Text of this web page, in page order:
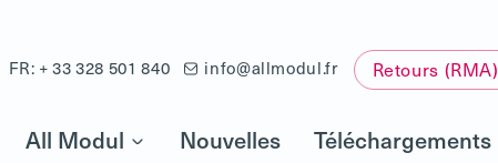
FR: + 33 328 501 840 info@allmodul.fr Retours (RMA)
All Modul Nouvelles Téléchargements